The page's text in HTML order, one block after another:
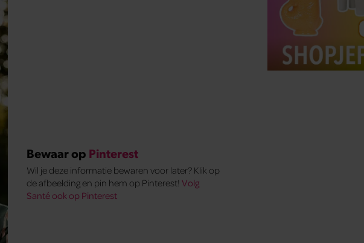
Bewaar op Pinterest
Wil je deze informatie bewaren voor later? Klik op
de afbeelding en pin hem op Pinterest!Volg
Santé ook op Pinterest